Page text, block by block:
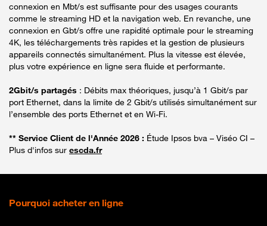
connexion en Mbt/s est suffisante pour des usages courants
comme le streaming HD et la navigation web. En revanche, une
connexion en Gbt/s offre une rapidité optimale pour le streaming
4K, les téléchargements très rapides et la gestion de plusieurs
appareils connectés simultanément. Plus la vitesse est élevée,
plus votre expérience en ligne sera fluide et performante.
2Gbit/s partagés : Débits max théoriques, jusqu’à 1 Gbit/s par
port Ethernet, dans la limite de 2 Gbit/s utilisés simultanément sur
l’ensemble des ports Ethernet et en Wi-Fi.
** Service Client de l'Année 2026 : Étude Ipsos bva – Viséo CI –
Plus d'infos sur escda.fr
Pourquoi acheter en ligne